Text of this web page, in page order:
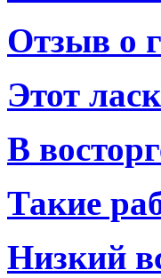
Отзыв о
Этот
В
Такие
Низкий